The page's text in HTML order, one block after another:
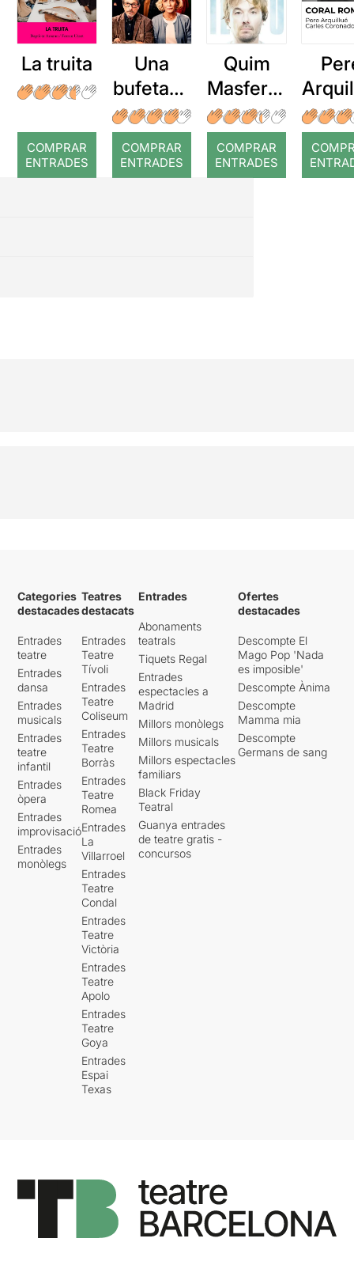
La truita
COMPRAR
ENTRADES
Una
bufetada
a temps
COMPRAR
ENTRADES
Quim
Masferre
r: Temps
COMPRAR
ENTRADES
:
Categories
destacades
Entrades
teatre
Entrades
dansa
Entrades
musicals
Entrades
teatre
infantil
Entrades
òpera
Entrades
improvisació
Entrades
monòlegs
Teatres
destacats
Entrades
Teatre
Tívoli
Entrades
Teatre
Coliseum
Entrades
Teatre
Borràs
Entrades
Teatre
Romea
Entrades
La
Villarroel
Entrades
Teatre
Condal
Entrades
Teatre
Victòria
Entrades
Teatre
Apolo
Entrades
Teatre
Goya
Entrades
Espai
Texas
Entrades
Abonaments
teatrals
Tiquets Regal
Entrades
espectacles a
Madrid
Millors monòlegs
Millors musicals
Millors espectacles
familiars
Black Friday
Teatral
Guanya entrades
de teatre gratis -
concursos
Ofertes
destacades
Descompte El
Mago Pop 'Nada
es imposible'
Descompte Ànima
Descompte
Mamma mia
Descompte
Germans de sang